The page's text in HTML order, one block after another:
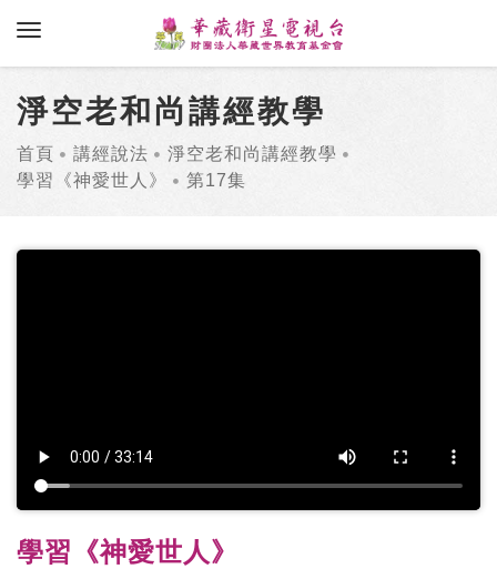
toggle navigation
淨空老和尚講經教學
首頁 講經說法
淨空老和尚講經教學
學習《神愛世人》
第17集
學習《神愛世人》